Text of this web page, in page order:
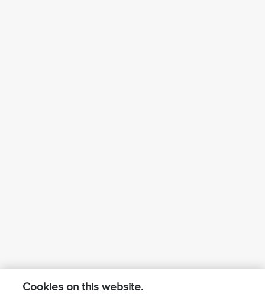
Cookies on this website.